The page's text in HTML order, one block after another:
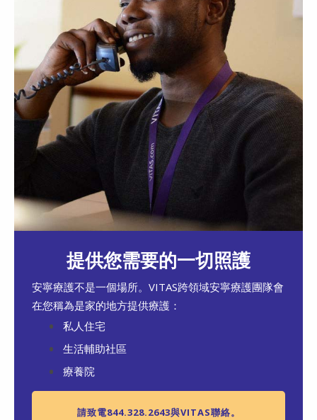
提供您需要的一切照護
安寧療護不是一個場所。VITAS跨領域安寧療護團隊會
在您稱為是家的地方提供療護：
私人住宅
生活輔助社區
療養院
請致電844.328.2643與VITAS聯絡。